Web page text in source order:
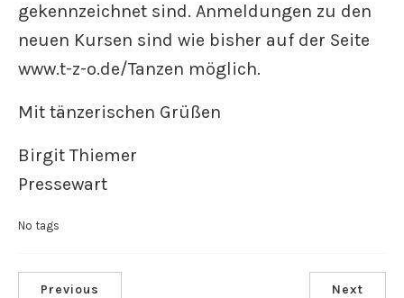
gekennzeichnet sind. Anmeldungen zu den
neuen Kursen sind wie bisher auf der Seite
www.t-z-o.de/Tanzen möglich.
Mit tänzerischen Grüßen
Birgit Thiemer
Pressewart
No tags
Previous Next